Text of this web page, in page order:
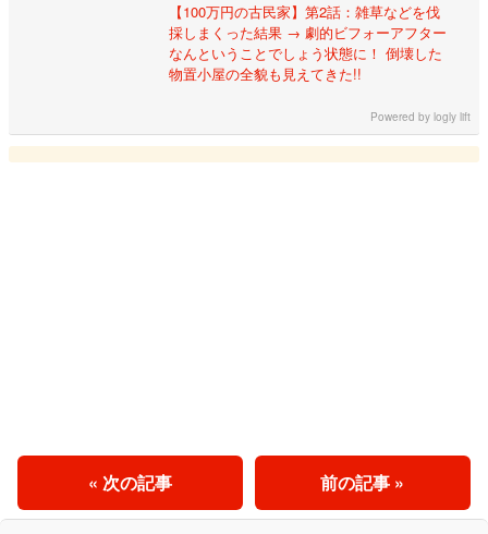
【100万円の古民家】第2話：雑草などを伐
採しまくった結果 → 劇的ビフォーアフター
なんということでしょう状態に！ 倒壊した
物置小屋の全貌も見えてきた!!
Powered bylogly lift
前の記事 »
« 次の記事